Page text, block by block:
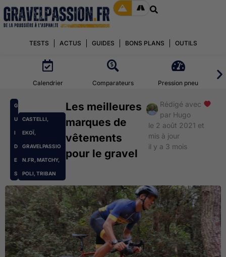
TESTS ACTUS GUIDES BONS PLANS OUTILS
Calendrier Comparateurs Pression pneu
G
U
I
D
E
S
CASTELLI,
EKOÏ,
GRAVELPASSIO
N.FR, MATCHY,
POLI, TRIBAN
Les meilleures
marques de
vêtements
pour le gravel
Rédigé avec
par Hugo
le 2 août 2021 et
mis à jour
il y a 3 mois